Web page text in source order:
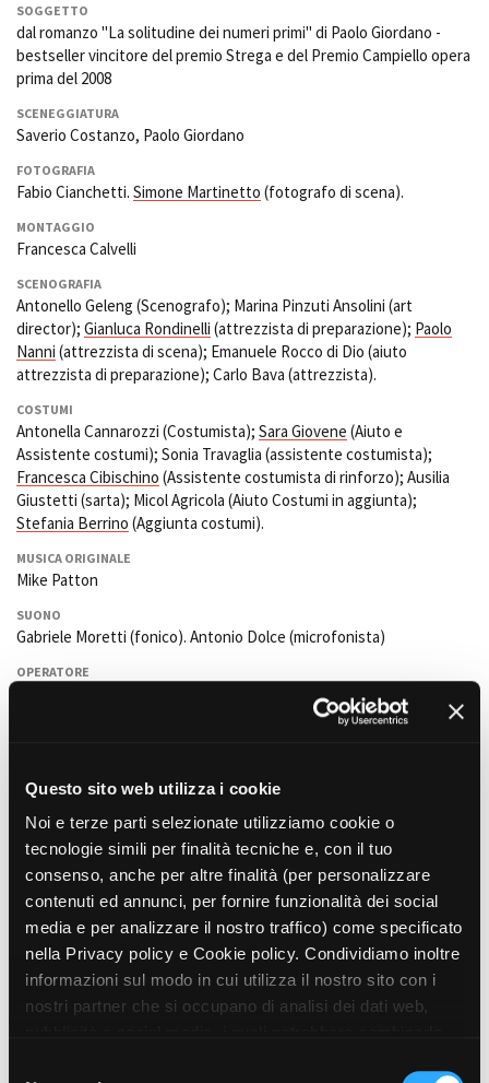
Questo sito web utilizza i cookie
Noi e terze parti selezionate utilizziamo cookie o
tecnologie simili per finalità tecniche e, con il tuo
consenso, anche per altre finalità (per personalizzare
contenuti ed annunci, per fornire funzionalità dei social
media e per analizzare il nostro traffico) come specificato
nella Privacy policy e Cookie policy. Condividiamo inoltre
informazioni sul modo in cui utilizza il nostro sito con i
nostri partner che si occupano di analisi dei dati web,
NEWS
CASTING
Amministrazione trasparente
Contatti
Privacy
Cookie policy
Whistleblowing
Credits
SOGGETTO
dal romanzo "La solitudine dei numeri primi" di Paolo Giordano -
bestseller vincitore del premio Strega e del Premio Campiello opera
prima del 2008
SCENEGGIATURA
Saverio Costanzo, Paolo Giordano
FOTOGRAFIA
Fabio Cianchetti. Simone Martinetto (fotografo di scena).
MONTAGGIO
Francesca Calvelli
SCENOGRAFIA
Antonello Geleng (Scenografo); Marina Pinzuti Ansolini (art
director); Gianluca Rondinelli (attrezzista di preparazione); Paolo
Nanni (attrezzista di scena); Emanuele Rocco di Dio (aiuto
attrezzista di preparazione); Carlo Bava (attrezzista).
COSTUMI
Antonella Cannarozzi (Costumista); Sara Giovene (Aiuto e
Assistente costumi); Sonia Travaglia (assistente costumista);
Francesca Cibischino (Assistente costumista di rinforzo); Ausilia
Giustetti (sarta); Micol Agricola (Aiuto Costumi in aggiunta);
Stefania Berrino (Aggiunta costumi).
MUSICA ORIGINALE
Mike Patton
SUONO
Gabriele Moretti (fonico). Antonio Dolce (microfonista)
OPERATORE
, Alessio Battistelli e Alias Gallione
Alessandro Bertolazzi (Capo trucco); Marta Roggero (Truccatrice);
Paola Fracchia,Noemi LitricoeSerena Gioia(Aiuto trucco);
Francesca Buffarello (Truccatrice a giornate);Gloria Cortigiani
(Truccatrice aggiunta). Massimo Gattabrusi e Stefania Brino
(parrucchieri).
AIUTO REGIA
Monica Ricci
CASTING